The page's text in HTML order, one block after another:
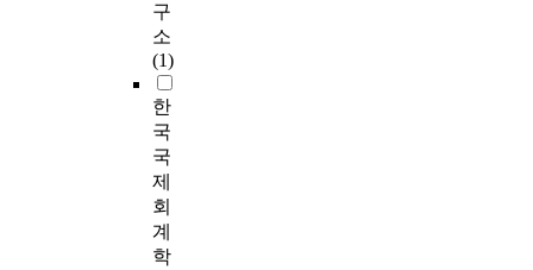
구
소
(1)
한
국
국
제
회
계
학